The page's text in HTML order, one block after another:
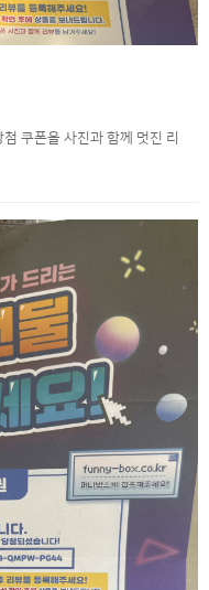
쿠폰을 사진과 함께 멋진 리